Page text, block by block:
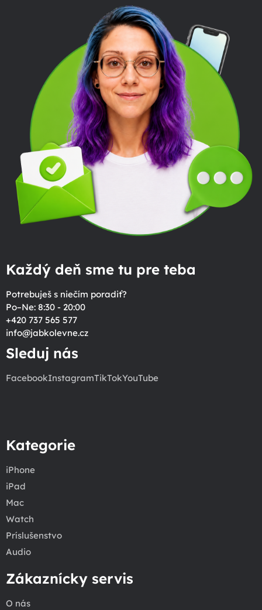
Každý deň sme tu pre teba
Potrebuješ s niečím poradiť?
Po–Ne: 8:30 - 20:00
+420 737 565 577
info@jabkolevne.cz
Sleduj nás
FacebookInstagramTikTokYouTube
Kategorie
iPhone
iPad
Mac
Watch
Príslušenstvo
Audio
Zákaznícky servis
O nás